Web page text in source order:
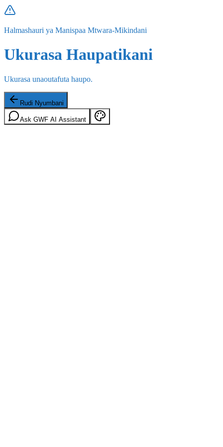
Halmashauri ya Manispaa Mtwara-Mikindani
Ukurasa Haupatikani
Ukurasa unaoutafuta haupo.
Rudi Nyumbani
Ask GWF AI Assistant